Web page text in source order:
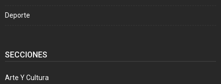
Deporte
SECCIONES
Arte Y Cultura